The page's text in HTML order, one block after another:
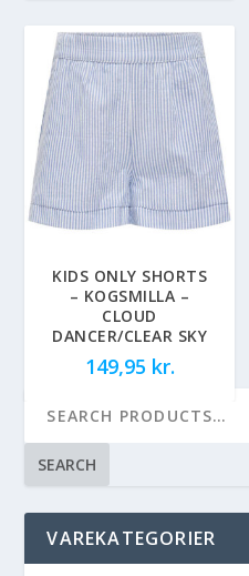
KIDS ONLY SHORTS
– KOGSMILLA –
CLOUD
DANCER/CLEAR SKY
149,95 kr.
SEARCH
VAREKATEGORIER